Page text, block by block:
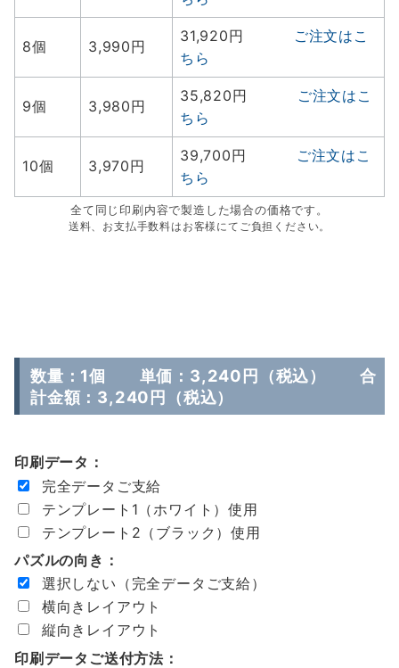
8個 3,990円
31,920円
ご注文はこ
ちら
9個 3,980円
35,820円
ご注文はこ
ちら
10個 3,970円
39,700円
ご注文はこ
ちら
全て同じ印刷内容で製造した場合の価格です。
送料、お支払手数料はお客様にてご負担ください。
数量：1個 単価：3,240円（税込） 合
計金額：3,240円（税込）
印刷データ：
完全データご支給
テンプレート1（ホワイト）使用
テンプレート2（ブラック）使用
パズルの向き：
選択しない（完全データご支給）
横向きレイアウト
縦向きレイアウト
印刷データご送付方法：